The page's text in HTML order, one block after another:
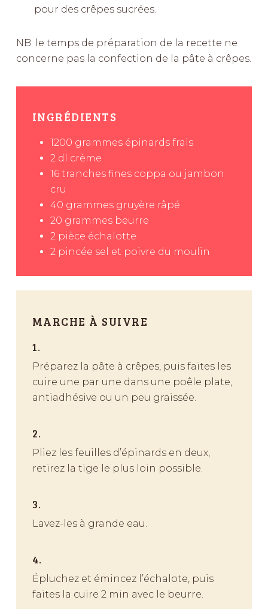
pour des crêpes sucrées.
NB: le temps de préparation de la recette ne
concerne pas la confection de la pâte à crêpes.
INGRÉDIENTS
1200 grammes épinards frais
2dl crème
16tranches fines coppa ou jambon
cru
40 grammes gruyère râpé
20 grammes beurre
2pièce échalotte
2pincée sel et poivre du moulin
MARCHE À SUIVRE
1.
Préparez la pâte à crêpes, puis faites les
cuire une par une dans une poêle plate,
antiadhésive ou un peu graissée.
2.
Pliez les feuilles d’épinards en deux,
retirez la tige le plus loin possible.
3.
Lavez-les à grande eau.
4.
Épluchez et émincez l’échalote, puis
faites la cuire 2 min avec le beurre.